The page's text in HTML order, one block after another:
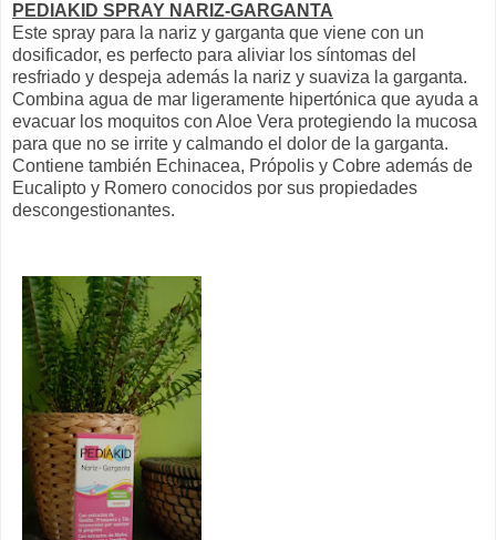
PEDIAKID SPRAY NARIZ-GARGANTA
Este spray para la nariz y garganta que viene con un
dosificador, es perfecto para aliviar los síntomas del
resfriado y despeja además la nariz y suaviza la garganta.
Combina agua de mar ligeramente hipertónica que ayuda a
evacuar los moquitos con Aloe Vera protegiendo la mucosa
para que no se irrite y calmando el dolor de la garganta.
Contiene también Echinacea, Própolis y Cobre además de
Eucalipto y Romero conocidos por sus propiedades
descongestionantes.